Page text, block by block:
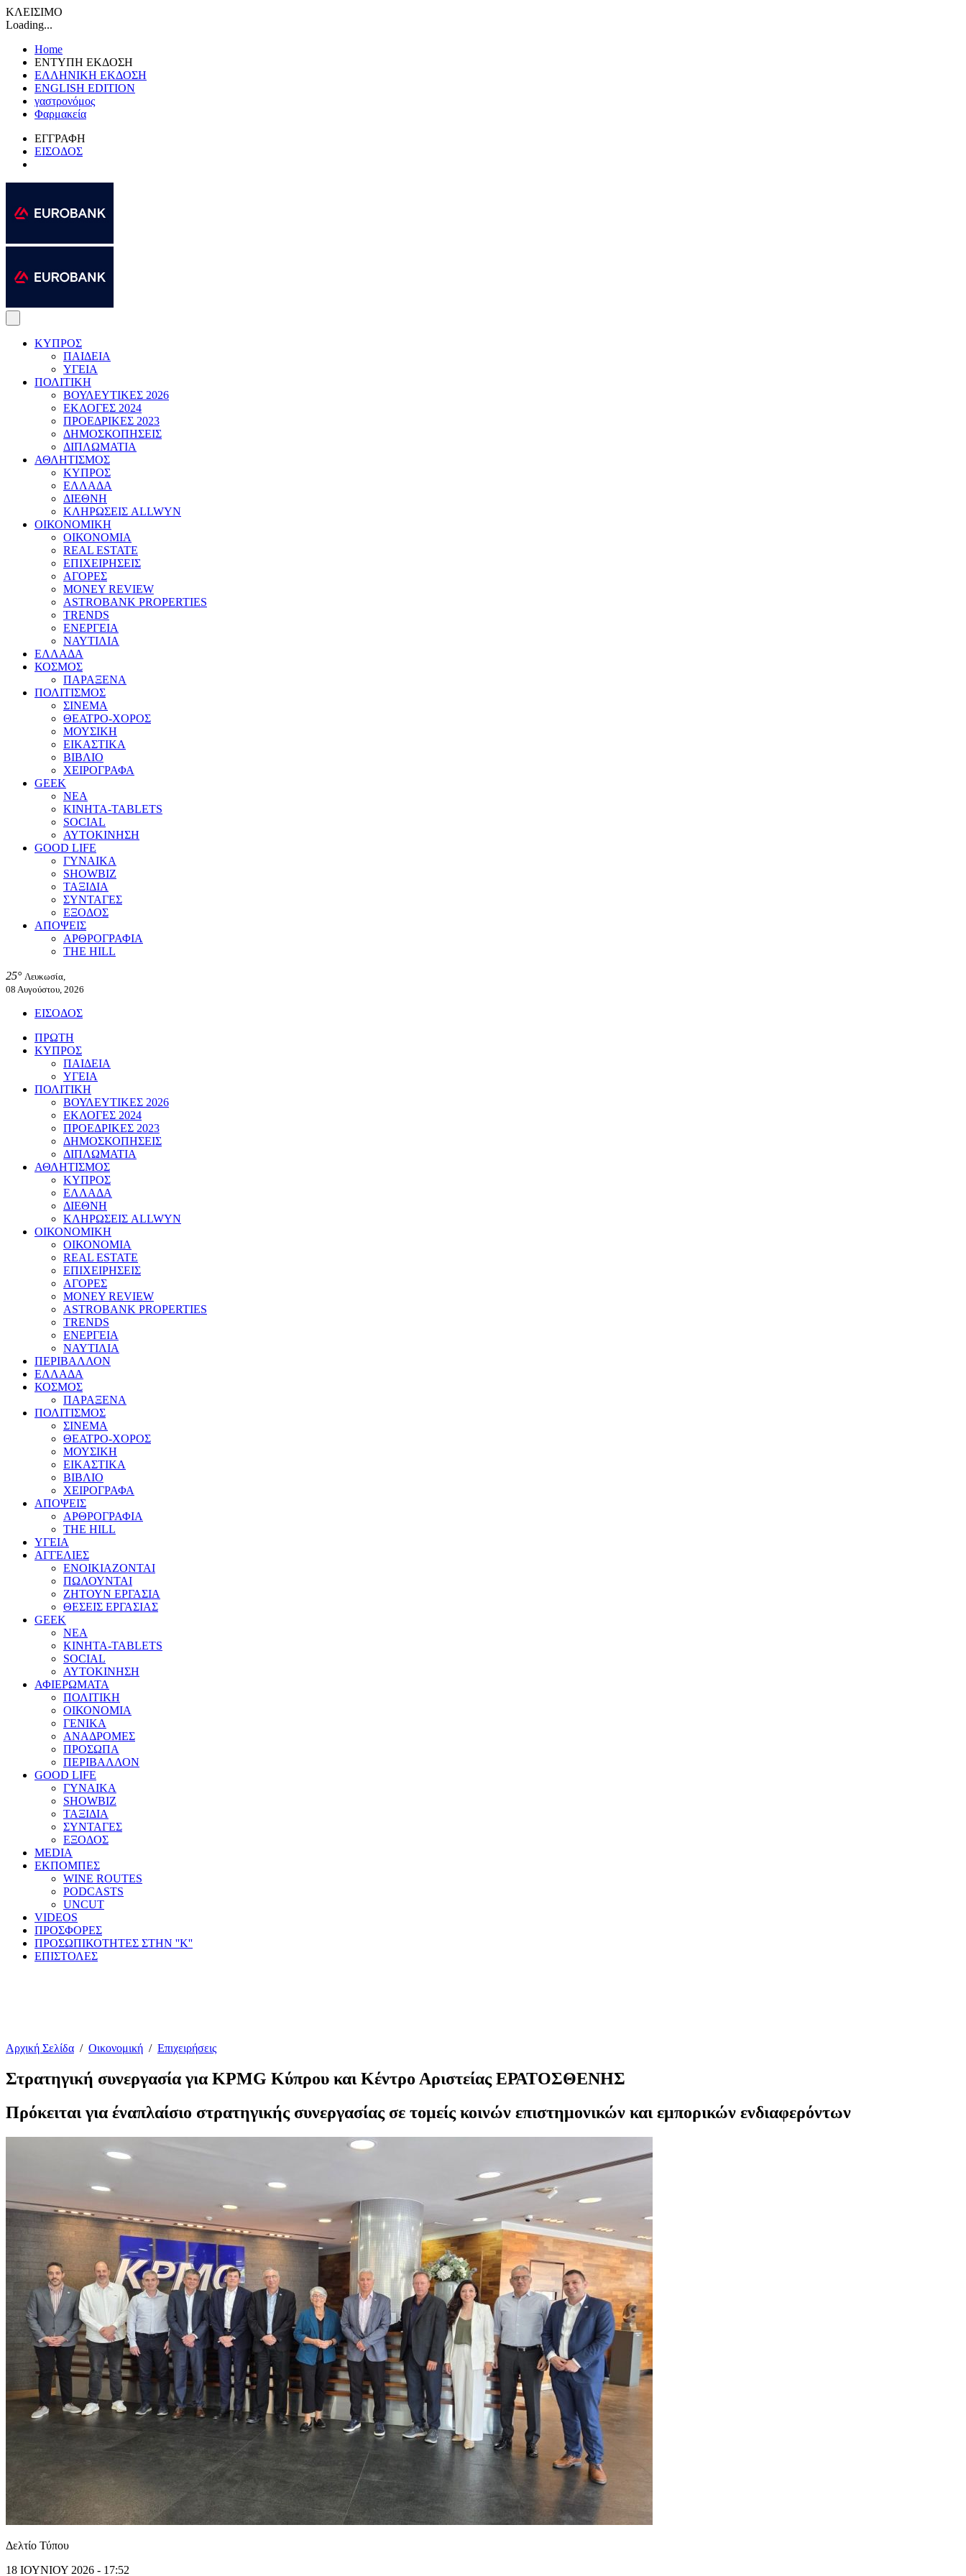
ΚΛΕΙΣΙΜΟ
Loading...
Home
ΕΝΤΥΠΗ ΕΚΔΟΣΗ
ΕΛΛΗΝΙΚΗ ΕΚΔΟΣΗ
ENGLISH EDITION
γαστρονόμος
Φαρμακεία
ΕΓΓΡΑΦΗ
ΕΙΣΟΔΟΣ
ΚΥΠΡΟΣ
ΠΑΙΔΕΙΑ
ΥΓΕΙΑ
ΠΟΛΙΤΙΚΗ
ΒΟΥΛΕΥΤΙΚΕΣ 2026
ΕΚΛΟΓΕΣ 2024
ΠΡΟΕΔΡΙΚΕΣ 2023
ΔΗΜΟΣΚΟΠΗΣΕΙΣ
ΔΙΠΛΩΜΑΤΙΑ
ΑΘΛΗΤΙΣΜΟΣ
ΚΥΠΡΟΣ
ΕΛΛΑΔΑ
ΔΙΕΘΝΗ
ΚΛΗΡΩΣΕΙΣ ALLWYN
ΟΙΚΟΝΟΜΙΚΗ
ΟΙΚΟΝΟΜΙΑ
REAL ESTATE
ΕΠΙΧΕΙΡΗΣΕΙΣ
ΑΓΟΡΕΣ
MONEY REVIEW
ASTROBANK PROPERTIES
TRENDS
ΕΝΕΡΓΕΙΑ
ΝΑΥΤΙΛΙΑ
ΕΛΛΑΔΑ
ΚΟΣΜΟΣ
ΠΑΡΑΞΕΝΑ
ΠΟΛΙΤΙΣΜΟΣ
ΣΙΝΕΜΑ
ΘΕΑΤΡΟ-ΧΟΡΟΣ
ΜΟΥΣΙΚΗ
ΕΙΚΑΣΤΙΚΑ
ΒΙΒΛΙΟ
ΧΕΙΡΟΓΡΑΦΑ
GEEK
ΝΕΑ
ΚΙΝΗΤΑ-TABLETS
SOCIAL
ΑΥΤΟΚΙΝΗΣΗ
GOOD LIFE
ΓΥΝΑΙΚΑ
SHOWBIZ
ΤΑΞΙΔΙΑ
ΣΥΝΤΑΓΕΣ
ΕΞΟΔΟΣ
ΑΠΟΨΕΙΣ
ΑΡΘΡΟΓΡΑΦΙΑ
THE HILL
25° Λευκωσία,
08 Αυγούστου, 2026
ΕΙΣΟΔΟΣ
ΠΡΩΤΗ
ΚΥΠΡΟΣ
ΠΑΙΔΕΙΑ
ΥΓΕΙΑ
ΠΟΛΙΤΙΚΗ
ΒΟΥΛΕΥΤΙΚΕΣ 2026
ΕΚΛΟΓΕΣ 2024
ΠΡΟΕΔΡΙΚΕΣ 2023
ΔΗΜΟΣΚΟΠΗΣΕΙΣ
ΔΙΠΛΩΜΑΤΙΑ
ΑΘΛΗΤΙΣΜΟΣ
ΚΥΠΡΟΣ
ΕΛΛΑΔΑ
ΔΙΕΘΝΗ
ΚΛΗΡΩΣΕΙΣ ALLWYN
ΟΙΚΟΝΟΜΙΚΗ
ΟΙΚΟΝΟΜΙΑ
REAL ESTATE
ΕΠΙΧΕΙΡΗΣΕΙΣ
ΑΓΟΡΕΣ
MONEY REVIEW
ASTROBANK PROPERTIES
TRENDS
ΕΝΕΡΓΕΙΑ
ΝΑΥΤΙΛΙΑ
ΠΕΡΙΒΑΛΛΟΝ
ΕΛΛΑΔΑ
ΚΟΣΜΟΣ
ΠΑΡΑΞΕΝΑ
ΠΟΛΙΤΙΣΜΟΣ
ΣΙΝΕΜΑ
ΘΕΑΤΡΟ-ΧΟΡΟΣ
ΜΟΥΣΙΚΗ
ΕΙΚΑΣΤΙΚΑ
ΒΙΒΛΙΟ
ΧΕΙΡΟΓΡΑΦΑ
ΑΠΟΨΕΙΣ
ΑΡΘΡΟΓΡΑΦΙΑ
THE HILL
ΥΓΕΙΑ
ΑΓΓΕΛΙΕΣ
ΕΝΟΙΚΙΑΖΟΝΤΑΙ
ΠΩΛΟΥΝΤΑΙ
ΖΗΤΟΥΝ ΕΡΓΑΣΙΑ
ΘΕΣΕΙΣ ΕΡΓΑΣΙΑΣ
GEEK
ΝΕΑ
ΚΙΝΗΤΑ-TABLETS
SOCIAL
ΑΥΤΟΚΙΝΗΣΗ
ΑΦΙΕΡΩΜΑΤΑ
ΠΟΛΙΤΙΚΗ
ΟΙΚΟΝΟΜΙΑ
ΓΕΝΙΚΑ
ΑΝΑΔΡΟΜΕΣ
ΠΡΟΣΩΠΑ
ΠΕΡΙΒΑΛΛΟΝ
GOOD LIFE
ΓΥΝΑΙΚΑ
SHOWBIZ
ΤΑΞΙΔΙΑ
ΣΥΝΤΑΓΕΣ
ΕΞΟΔΟΣ
MEDIA
ΕΚΠΟΜΠΕΣ
WINE ROUTES
PODCASTS
UNCUT
VIDEOS
ΠΡΟΣΦΟΡΕΣ
ΠΡΟΣΩΠΙΚΟΤΗΤΕΣ ΣΤΗΝ ''Κ''
ΕΠΙΣΤΟΛΕΣ
Αρχική Σελίδα / Οικονομική / Επιχειρήσεις
Στρατηγική συνεργασία για KPMG Κύπρου και Κέντρο Αριστείας ΕΡΑΤΟΣΘΕΝΗΣ
Πρόκειται για έναπλαίσιο στρατηγικής συνεργασίας σε τομείς κοινών επιστημονικών και εμπορικών ενδιαφερόντων
Δελτίο Τύπου
18 ΙΟΥΝΙΟΥ 2026 - 17:52